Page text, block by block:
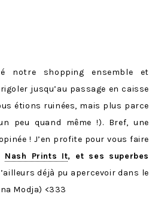
notre shopping ensemble et
jusqu’au passage en caisse
étions ruinées, mais plus parce
peu quand même !). Bref, une
! J’en profite pour vous faire
Nash Prints It, et ses superbes
déjà pu apercevoir dans le
Modja) <333